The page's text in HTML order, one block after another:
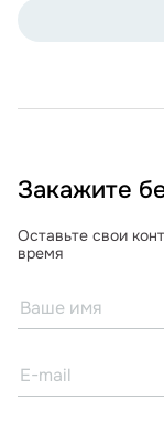
Закажите
Оставьте свои
время